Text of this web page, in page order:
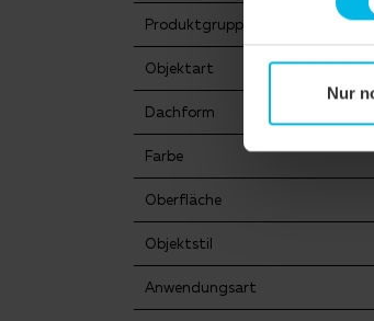
Nur
Produktgruppe
Objektart
Dachform
Farbe
Oberfläche
Objektstil
Anwendungsart